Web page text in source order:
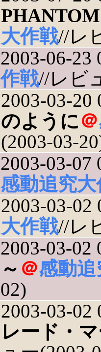
大作戦//レ
2003-06-23
作戦//レビ
2003-03-20
のように＠
(2003-03-
2003-03-07
感動追究大
2003-03-02
大作戦//レ
2003-03-02
～ ＠感動
02)
2003-03-02
レード・